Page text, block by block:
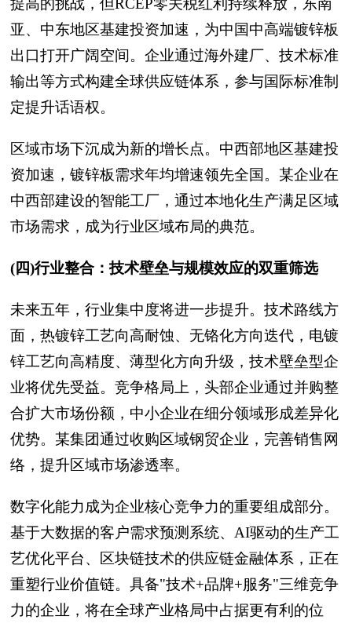
提高的挑战，但RCEP零关税红利持续释放，东南
亚、中东地区基建投资加速，为中国中高端镀锌板
出口打开广阔空间。企业通过海外建厂、技术标准
输出等方式构建全球供应链体系，参与国际标准制
定提升话语权。
区域市场下沉成为新的增长点。中西部地区基建投
资加速，镀锌板需求年均增速领先全国。某企业在
中西部建设的智能工厂，通过本地化生产满足区域
市场需求，成为行业区域布局的典范。
(四)行业整合：技术壁垒与规模效应的双重筛选
未来五年，行业集中度将进一步提升。技术路线方
面，热镀锌工艺向高耐蚀、无铬化方向迭代，电镀
锌工艺向高精度、薄型化方向升级，技术壁垒型企
业将优先受益。竞争格局上，头部企业通过并购整
合扩大市场份额，中小企业在细分领域形成差异化
优势。某集团通过收购区域钢贸企业，完善销售网
络，提升区域市场渗透率。
数字化能力成为企业核心竞争力的重要组成部分。
基于大数据的客户需求预测系统、AI驱动的生产工
艺优化平台、区块链技术的供应链金融体系，正在
重塑行业价值链。具备"技术+品牌+服务"三维竞争
力的企业，将在全球产业格局中占据更有利的位